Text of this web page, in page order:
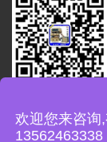
欢迎您来咨询
13562463338